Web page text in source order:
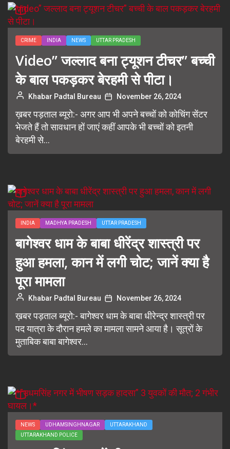
CRIME INDIA NEWS UTTAR PRADESH
Video” जल्लाद बना ट्यूशन टीचर” बच्ची
के बाल पकड़कर बेरहमी से पीटा।
Khabar Padtal Bureau November 26, 2024
ख़बर पड़ताल ब्यूरो:- अगर आप भी अपने बच्चों को कोचिंग सेंटर
भेजते हैं तो सावधान हों जाएं कहीं आपके भी बच्चों को इतनी
बेरहमी से...
INDIA MADHYA PRADESH UTTAR PRADESH
बागेश्वर धाम के बाबा धीरेंद्र शास्त्री पर
हुआ हमला, कान में लगी चोट; जानें क्या है
पूरा मामला
Khabar Padtal Bureau November 26, 2024
ख़बर पड़ताल ब्यूरो:- बागेश्वर धाम के बाबा धीरेन्द्र शास्त्री पर
पद यात्रा के दौरान हमले का मामला सामने आया है। सूत्रों के
मुताबिक बाबा बागेश्वर...
NEWS UDHAMSINGHNAGAR
UTTARAKHAND
UTTARAKHAND POLICE